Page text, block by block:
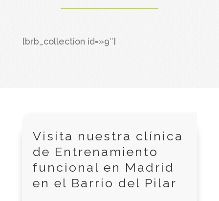
[brb_collection id=»9″]
Visita nuestra clínica
de Entrenamiento
funcional en Madrid
en el Barrio del Pilar